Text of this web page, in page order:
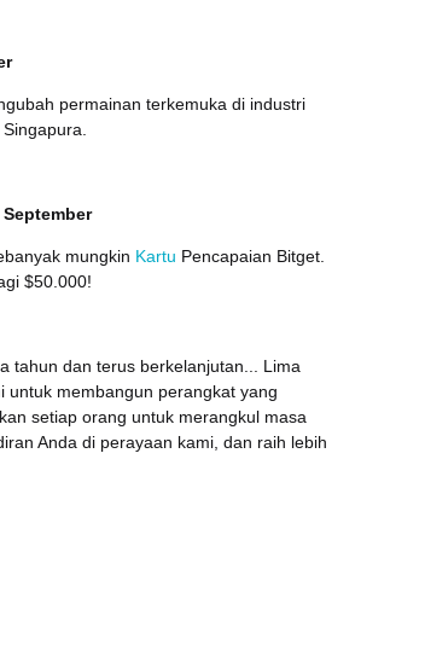
permainan terkemuka di industri
mungkin Kartu Pencapaian Bitget.
$50.000!
tahun dan terus berkelanjutan... Lima
untuk membangun perangkat yang
setiap orang untuk merangkul masa
Anda di perayaan kami, dan raih lebih